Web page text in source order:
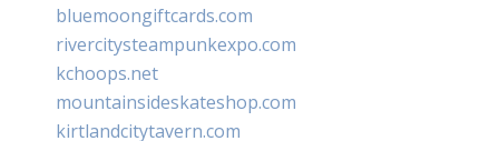
bluemoongiftcards.com
rivercitysteampunkexpo.com
kchoops.net
mountainsideskateshop.com
kirtlandcitytavern.com